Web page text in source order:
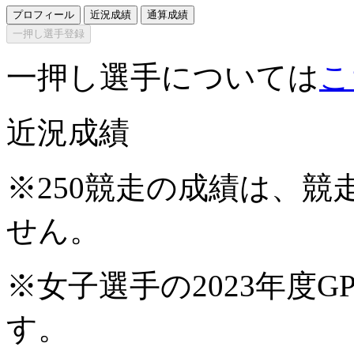
プロフィール 近況成績
通算成績
一押し選手登録
一押し選手については
近況成績
※250競走の成績は、競
せん。
※女子選手の2023年度
す。